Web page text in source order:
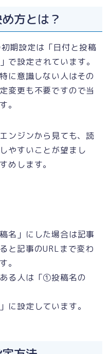
方とは？
期設定は「日付と投稿
設定されています。
に意識しない人はその
変更も不要ですので当
。
ンジンから見ても、読
やすいことが望まし
めします。
名」にした場合は記事
と記事のURLまで変わ
。
る人は「①投稿名の
に設定しています。